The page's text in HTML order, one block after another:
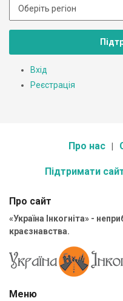
Вхід
Реєстрація
Про нас
Підтримати
Про сайт
«Україна Інкогніта» -
краєзнавства.
Меню